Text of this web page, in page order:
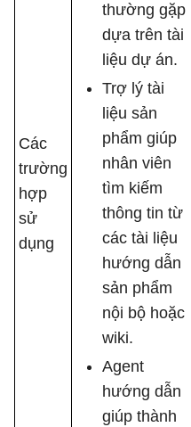
Các
trường
hợp
sử
dụng
thường gặp
dựa trên tài
liệu dự án.
Trợ lý tài
liệu sản
phẩm giúp
nhân viên
tìm kiếm
thông tin từ
các tài liệu
hướng dẫn
sản phẩm
nội bộ hoặc
wiki.
Agent
hướng dẫn
giúp thành